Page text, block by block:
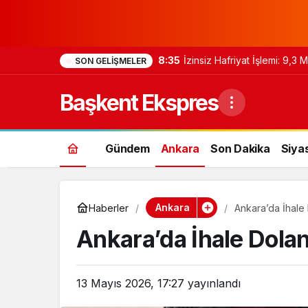
SON GELIŞMELER 8:35 İzinsiz Hafriyat İşlemi: 9,3
Başkent Ekspres
Gündem Ankara Son Dakika
Haberler Ankara Ankara’da İhale
Ankara’da İhale
13 Mayıs 2026, 17:27 yayınlandı